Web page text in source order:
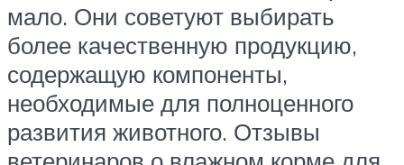
мало. Они советуют выбирать
более качественную продукцию,
содержащую компоненты,
необходимые для полноценного
развития животного. Отзывы